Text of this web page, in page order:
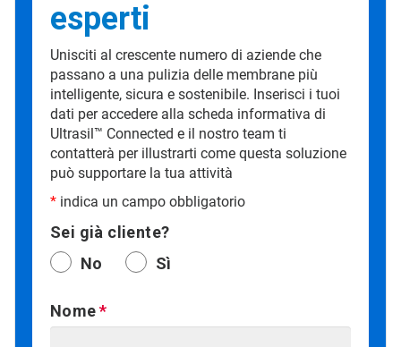
esperti
Unisciti al crescente numero di aziende che
passano a una pulizia delle membrane più
intelligente, sicura e sostenibile. Inserisci i tuoi
dati per accedere alla scheda informativa di
Ultrasil™ Connected e il nostro team ti
contatterà per illustrarti come questa soluzione
può supportare la tua attività
* indica un campo obbligatorio
Sei già cliente?
No
Sì
Nome